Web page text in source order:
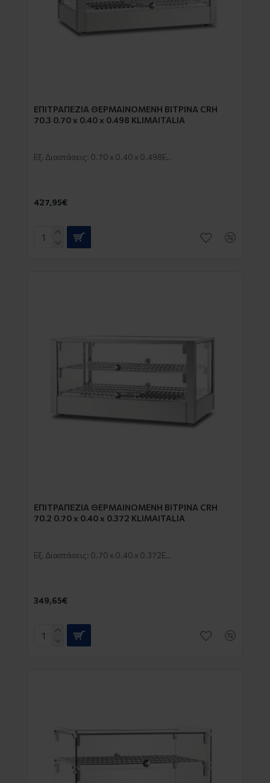
EΠΙΤΡΑΠΕΖΙΑ ΘΕΡΜΑΙΝΟΜΕΝΗ ΒΙΤΡΙΝΑ CRH
70.3 0.70 x 0.40 x 0.498 KLIMAITALIA
Εξ. Διαστάσεις: 0.70 x 0.40 x 0.498E..
427,95€
EΠΙΤΡΑΠΕΖΙΑ ΘΕΡΜΑΙΝΟΜΕΝΗ ΒΙΤΡΙΝΑ CRH
70.2 0.70 x 0.40 x 0.372 KLIMAITALIA
Εξ. Διαστάσεις: 0.70 x 0.40 x 0.372E..
349,65€